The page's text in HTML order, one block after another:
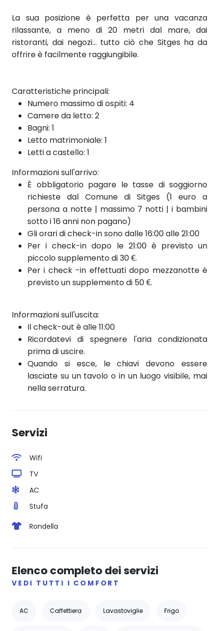
La sua posizione è perfetta per una vacanza
rilassante, a meno di 20 metri dal mare, dai
ristoranti, dai negozi... tutto ciò che Sitges ha da
offrire è facilmente raggiungibile.
Caratteristiche principali:
Numero massimo di ospiti: 4
Camere da letto: 2
Bagni: 1
Letto matrimoniale: 1
Letti a castello: 1
Informazioni sull'arrivo:
È obbligatorio pagare le tasse di soggiorno
richieste dal Comune di Sitges (1 euro a
persona a notte | massimo 7 notti | i bambini
sotto i 16 anni non pagano)
Gli orari di check-in sono dalle 16:00 alle 21:00
Per i check-in dopo le 21:00 è previsto un
piccolo supplemento di 30 €.
Per i check -in effettuati dopo mezzanotte è
previsto un supplemento di 50 €.
Informazioni sull'uscita:
Il check-out è alle 11:00
Ricordatevi di spegnere l'aria condizionata
prima di uscire.
Quando si esce, le chiavi devono essere
lasciate su un tavolo o in un luogo visibile, mai
nella serratura.
Servizi
Wifi
TV
AC
Stufa
Rondella
Elenco completo dei servizi
VEDI TUTTI I COMFORT
AC Caffettiera Lavastoviglie Frigo